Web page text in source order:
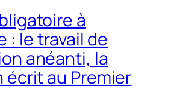
à
: le travail de
anéanti, la
écrit au Premier